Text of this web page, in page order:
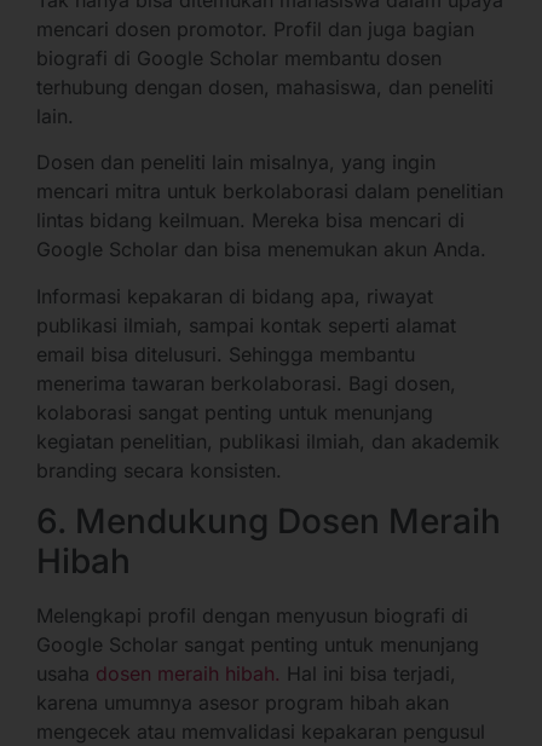
mencari dosen promotor. Profil dan juga bagian
biografi di Google Scholar membantu dosen
terhubung dengan dosen, mahasiswa, dan peneliti
lain.
Dosen dan peneliti lain misalnya, yang ingin
mencari mitra untuk berkolaborasi dalam penelitian
lintas bidang keilmuan. Mereka bisa mencari di
Google Scholar dan bisa menemukan akun Anda.
Informasi kepakaran di bidang apa, riwayat
publikasi ilmiah, sampai kontak seperti alamat
email bisa ditelusuri. Sehingga membantu
menerima tawaran berkolaborasi. Bagi dosen,
kolaborasi sangat penting untuk menunjang
kegiatan penelitian, publikasi ilmiah, dan akademik
branding secara konsisten.
6. Mendukung Dosen Meraih
Hibah
Melengkapi profil dengan menyusun biografi di
Google Scholar sangat penting untuk menunjang
usaha dosen meraih hibah. Hal ini bisa terjadi,
karena umumnya asesor program hibah akan
mengecek atau memvalidasi kepakaran pengusul